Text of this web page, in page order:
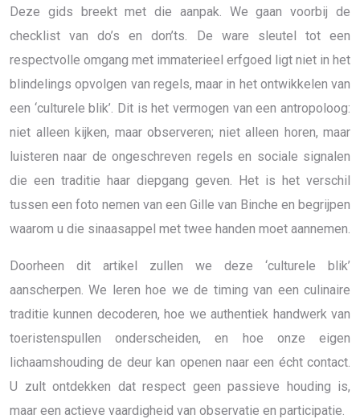
Deze gids breekt met die aanpak. We gaan voorbij de
checklist van do’s en don’ts. De ware sleutel tot een
respectvolle omgang met immaterieel erfgoed ligt niet in het
blindelings opvolgen van regels, maar in het ontwikkelen van
een ‘culturele blik’. Dit is het vermogen van een antropoloog:
niet alleen kijken, maar observeren; niet alleen horen, maar
luisteren naar de ongeschreven regels en sociale signalen
die een traditie haar diepgang geven. Het is het verschil
tussen een foto nemen van een Gille van Binche en begrijpen
waarom u die sinaasappel met twee handen moet aannemen.
Doorheen dit artikel zullen we deze ‘culturele blik’
aanscherpen. We leren hoe we de timing van een culinaire
traditie kunnen decoderen, hoe we authentiek handwerk van
toeristenspullen onderscheiden, en hoe onze eigen
lichaamshouding de deur kan openen naar een écht contact.
U zult ontdekken dat respect geen passieve houding is,
maar een actieve vaardigheid van observatie en participatie.